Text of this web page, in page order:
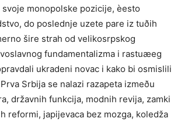
monopolske pozicije, èesto
do poslednje uzete pare iz tuðih
šire strah od velikosrpskog
fundamentalizma i rastuæeg
ukradeni novac i kako bi osmislili
Srbija se nalazi razapeta izmeðu
državnih funkcija, modnih revija, zamki
reformi, japijevaca bez mozga, koledža